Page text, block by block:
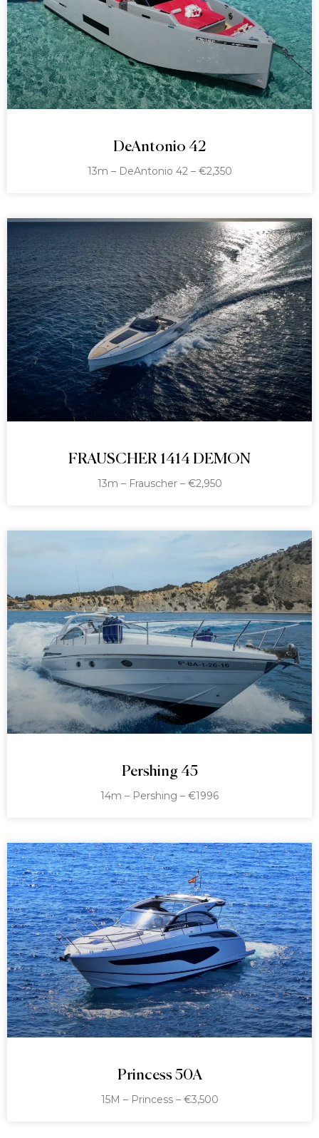
DeAntonio 42
13m – DeAntonio 42 – €2,350
FRAUSCHER 1414 DEMON
13m – Frauscher – €2,950
Pershing 45
14m – Pershing – €1996
Princess 50A
15M – Princess – €3,500